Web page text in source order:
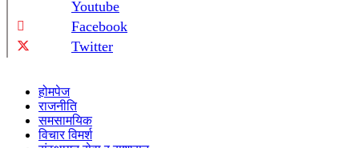
Youtube
Facebook
Twitter
होमपेज
राजनीति
समसामयिक
विचार विमर्श